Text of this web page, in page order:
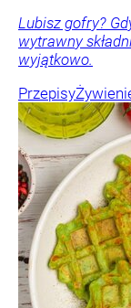
Lubisz gofry?
wytrawny
wyjątkowo.
Przepisy